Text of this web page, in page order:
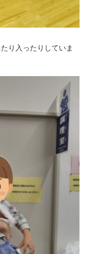
り入ったりしていま